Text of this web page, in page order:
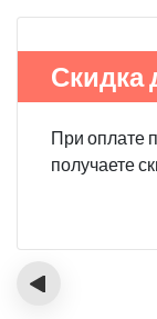
Скидка
При оплате
получаете
‹